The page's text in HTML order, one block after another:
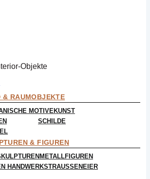
Objekte
& RAUMOBJEKTE
MOTIVEKUNST
SCHILDE
& FIGUREN
METALLFIGUREN
HANDWERKSTRAUSSENEIER